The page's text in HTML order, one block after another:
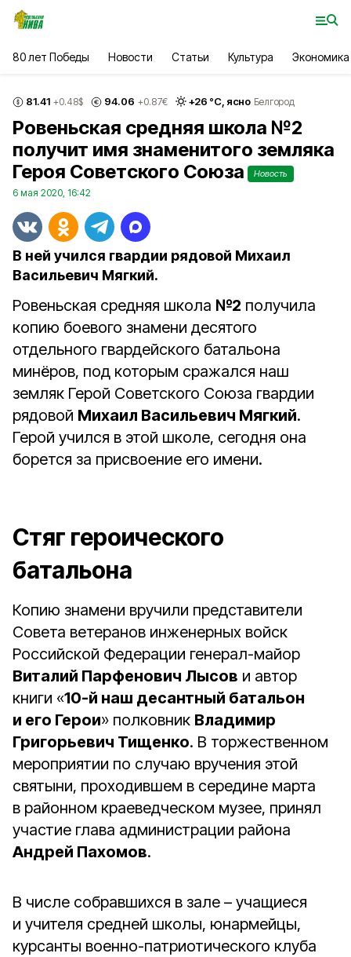
80 лет Победы Новости Статьи Культура Экономика
81.41 +0.48$ 94.06 +0.87€ +26 °С, ясно Белгород
Ровеньская средняя школа №2
получит имя знаменитого земляка
Героя Советского Союза
Новость
6 мая 2020, 16:42
В ней учился гвардии рядовой Михаил
Васильевич Мягкий.
Ровеньская средняя школа №2 получила
копию боевого знамени десятого
отдельного гвардейского батальона
минёров, под которым сражался наш
земляк Герой Советского Союза гвардии
рядовой Михаил Васильевич Мягкий.
Герой учился в этой школе, сегодня она
борется за присвоение его имени.
Стяг героического
батальона
Копию знамени вручили представители
Совета ветеранов инженерных войск
Российской Федерации генерал-майор
Виталий Парфенович Лысов и автор
книги «10-й наш десантный батальон
и его Герои» полковник Владимир
Григорьевич Тищенко. В торжественном
мероприятии по случаю вручения этой
святыни, проходившем в середине марта
в районном краеведческом музее, принял
участие глава администрации района
Андрей Пахомов.
В числе собравшихся в зале – учащиеся
и учителя средней школы, юнармейцы,
курсанты военно-патриотического клуба